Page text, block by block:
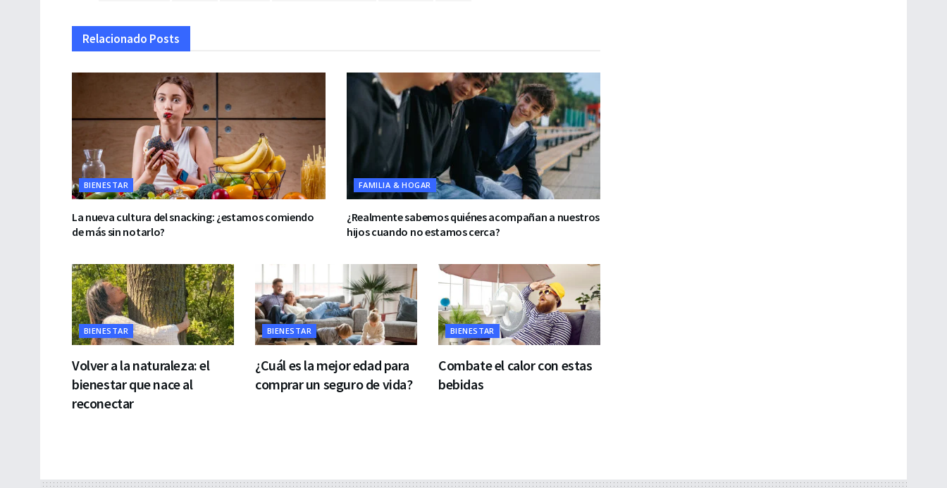
Relacionado Posts
BIENESTAR
La nueva cultura del snacking: ¿estamos comiendo
de más sin notarlo?
FAMILIA & HOGAR
¿Realmente sabemos quiénes acompañan a nuestros
hijos cuando no estamos cerca?
BIENESTAR
Volver a la naturaleza: el
bienestar que nace al
reconectar
BIENESTAR
¿Cuál es la mejor edad para
comprar un seguro de vida?
BIENESTAR
Combate el calor con estas
bebidas